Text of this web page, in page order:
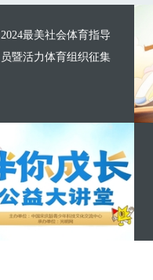
2024最美社会体育指导
员暨活力体育组织征集